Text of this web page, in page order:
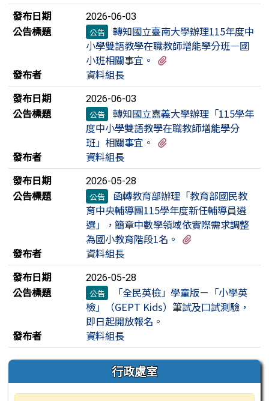
發布日期
2026-06-03
公告標題 公告
轉知國立臺南大學辦理115年度中
小學雙語教學在職教師增能學分班—國
小班相關事宜。
發布者
資料組長
發布日期
2026-06-03
公告標題 公告
轉知國立嘉義大學辦理「115學年
度中小學雙語教學在職教師增能學分
班」相關事宜。
發布者
資料組長
發布日期
2026-05-28
公告標題 公告
函轉教育部辦理「教育部國民教
育中央輔導團115學年度新任輔導員遴
選」，簡章中數學領域依實際需求調整
為國小教育階段1名。
發布者
資料組長
發布日期
2026-05-28
公告標題 公告
「全民英檢」學童版－「小學英
檢」（GEPT Kids）筆試及口試測驗，
即日起開放報名。
發布者
資料組長
左邊區域內容 行政處室